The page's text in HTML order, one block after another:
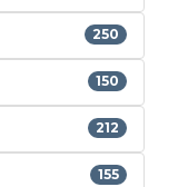
250
150
212
155